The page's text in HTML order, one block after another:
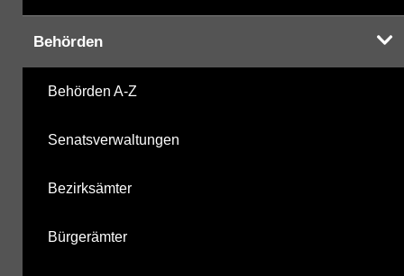
Behörden
Behörden A-Z
Senatsverwaltungen
Bezirksämter
Bürgerämter